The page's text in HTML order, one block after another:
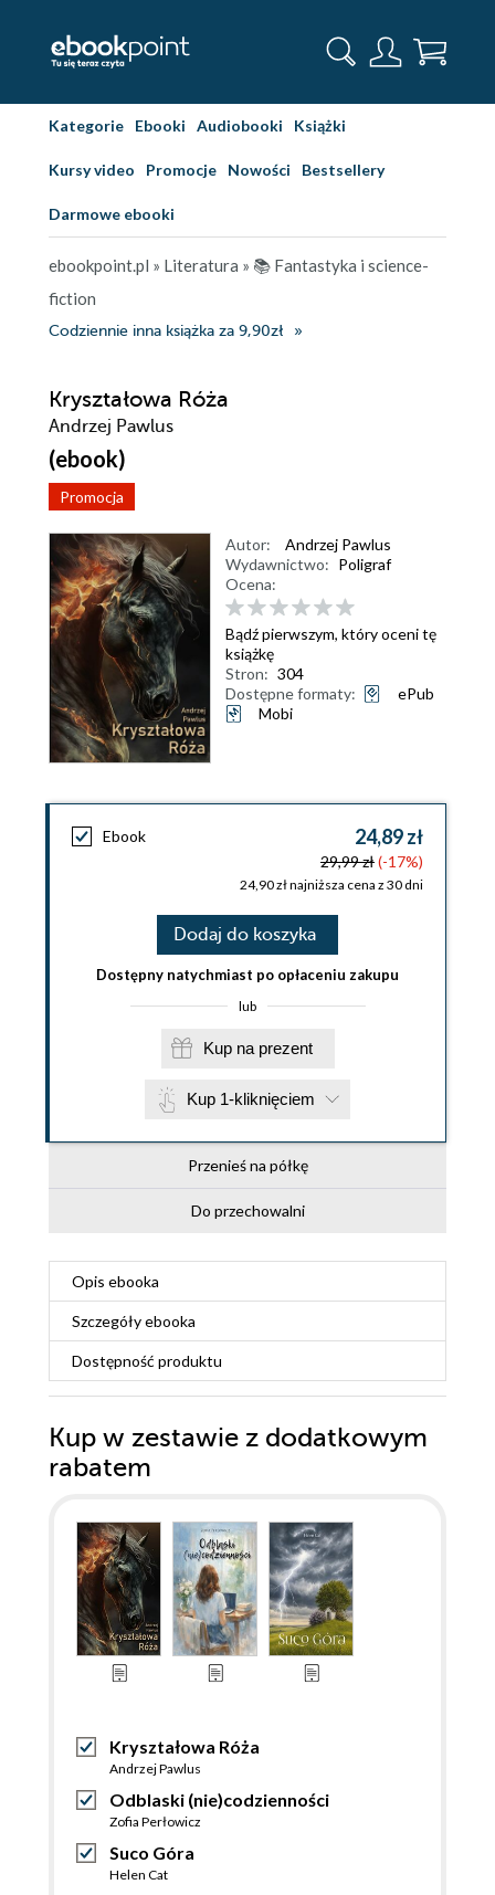
Kategorie Ebooki Audiobooki Książki
Kursy video Promocje Nowości Bestsellery
Darmowe ebooki
ebookpoint.pl » Literatura » 📚 Fantastyka i science-
fiction
Codziennie inna książka za 9,90zł
Kryształowa Róża
Andrzej Pawlus
(ebook)
Promocja
Autor:
Andrzej Pawlus
Wydawnictwo: Poligraf
Ocena:
Bądź pierwszym, który oceni tę
książkę
Stron: 304
Dostępne formaty:
ePub
Mobi
Ebook 24,89 zł
29,99 zł(-17%)
24,90 zł najniższa cena z 30 dni
Dodaj do koszyka
Dostępny natychmiast po opłaceniu zakupu
lub
Kup na prezent
Kup 1-kliknięciem
Przenieś na półkę
Do przechowalni
Opis ebooka
Szczegółyebooka
Dostępność produktu
Kup w zestawie z dodatkowym
rabatem
Kryształowa Róża
Andrzej Pawlus
Odblaski (nie)codzienności
Zofia Perłowicz
Suco Góra
Helen Cat